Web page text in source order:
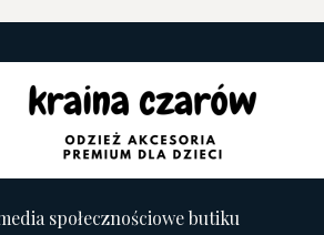
społecznościowe butiku